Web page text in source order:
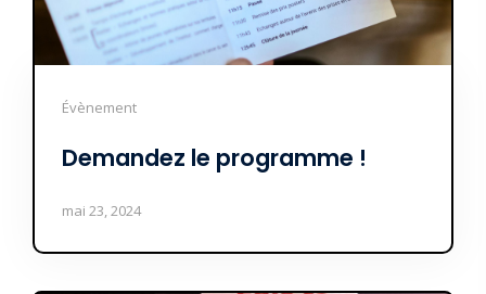
Évènement
Demandez le programme !
mai 23, 2024